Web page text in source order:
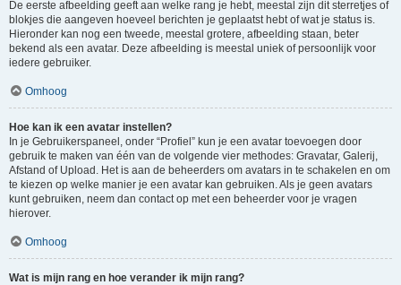
De eerste afbeelding geeft aan welke rang je hebt, meestal zijn dit sterretjes of
blokjes die aangeven hoeveel berichten je geplaatst hebt of wat je status is.
Hieronder kan nog een tweede, meestal grotere, afbeelding staan, beter
bekend als een avatar. Deze afbeelding is meestal uniek of persoonlijk voor
iedere gebruiker.
Omhoog
Hoe kan ik een avatar instellen?
In je Gebruikerspaneel, onder “Profiel” kun je een avatar toevoegen door
gebruik te maken van één van de volgende vier methodes: Gravatar, Galerij,
Afstand of Upload. Het is aan de beheerders om avatars in te schakelen en om
te kiezen op welke manier je een avatar kan gebruiken. Als je geen avatars
kunt gebruiken, neem dan contact op met een beheerder voor je vragen
hierover.
Omhoog
Wat is mijn rang en hoe verander ik mijn rang?